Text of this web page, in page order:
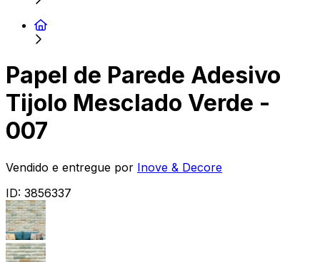
Papel de Parede Adesivo
Tijolo Mesclado Verde -
007
Vendido e entregue por Inove & Decore
ID: 3856337